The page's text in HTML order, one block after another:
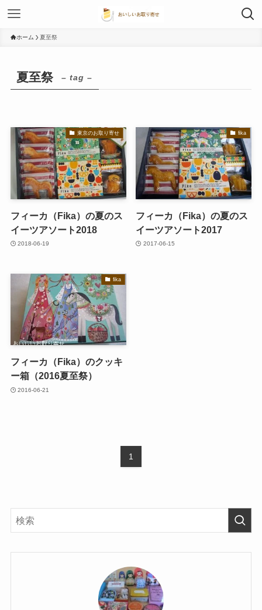
ホーム 夏至祭
夏至祭 – tag –
東京のお取り寄せ
フィーカ（Fika）の夏のス
イーツアソート2018
2018-06-19
fika
フィーカ（Fika）の夏のス
イーツアソート2017
2017-06-15
fika
フィーカ（Fika）のクッキ
ー箱（2016夏至祭）
2016-06-21
1